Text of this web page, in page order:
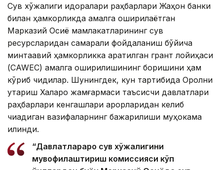
Сув хўжалиги идоралари раҳбарлари Жаҳон банки
билан ҳамкорликда амалга оширилаётган
Марказий Осиё мамлакатларининг сув
ресурсларидан самарали фойдаланиш бўйича
минтақавий ҳамкорликка қаратилган грант лойиҳаси
(CAWEC) амалга оширилишининг боришини ҳам
кўриб чиқдилар. Шунингдек, кун тартибида Оролни
қутқариш Халқаро жамғармаси таъсисчи давлатлари
раҳбарлари кенгашлари қарорларидан келиб
чиқадиган вазифаларнинг бажарилиши муҳокама
қилинди.
“Давлатлараро сув хўжалигини
мувофиқлаштириш комиссияси кўп